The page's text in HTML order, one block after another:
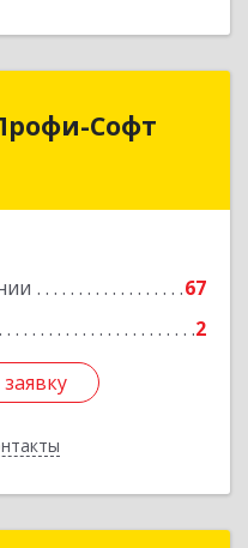
Софт
67
2
Профи-Софт
ул, дом № 10,